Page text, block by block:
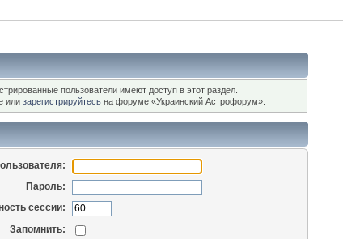
пользователи имеют доступ в этот раздел.
или зарегистрируйтесьна форуме «Украинский Астрофорум».
Пароль:
сессии:
Запомнить: